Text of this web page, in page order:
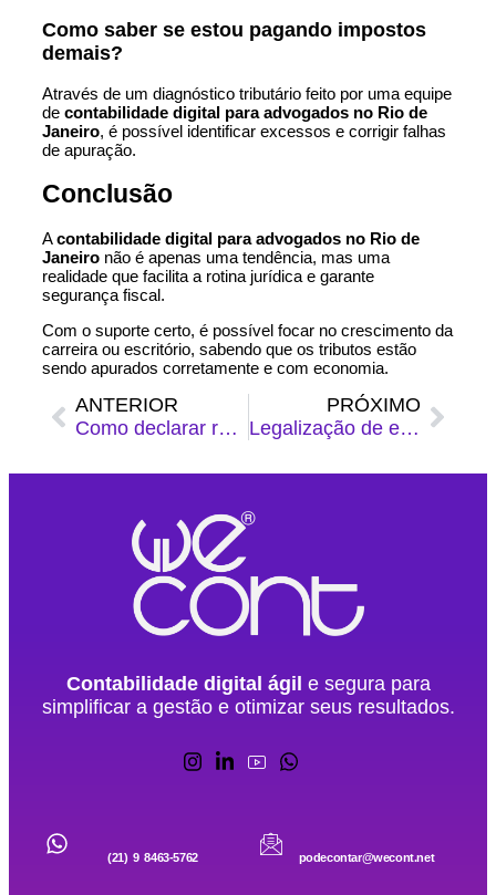
Como saber se estou pagando impostos
demais?
Através de um diagnóstico tributário feito por uma equipe
de contabilidade digital para advogados no Rio de
Janeiro, é possível identificar excessos e corrigir falhas
de apuração.
Conclusão
Acontabilidade digital para advogados no Rio de
Janeiro não é apenas uma tendência, mas uma
realidade que facilita a rotina jurídica e garante
segurança fiscal.
Com o suporte certo, é possível focar no crescimento da
carreira ou escritório, sabendo que os tributos estão
sendo apurados corretamente e com economia.
ANTERIOR
Como declarar rendimentos de dentistas no IRPF 2025
PRÓXIMO
Legalização de empresa no Rio de Janeiro: como abrir CNPJ com regime tributário adequado
Contabilidade digital ágil e segura para
simplificar a gestão e otimizar seus resultados.
(21) 9 8463-5762 podecontar@wecont.net